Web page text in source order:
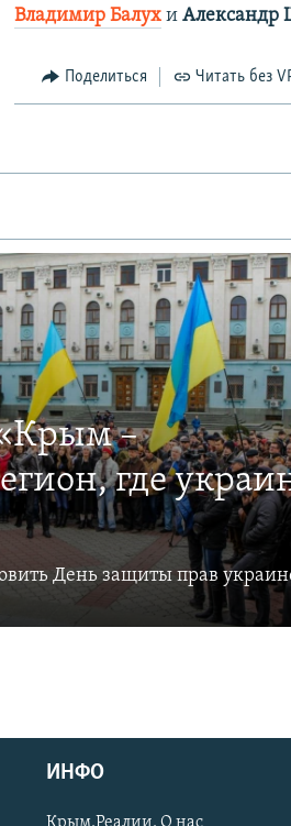
Владимир Балух и Александр
Поделиться Читать без
–
где
День защиты прав
ИНФО